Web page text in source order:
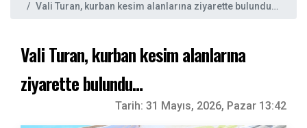
Vali Turan, kurban kesim alanlarına ziyarette bulundu…
Vali Turan, kurban kesim alanlarına
ziyarette bulundu…
Tarih: 31 Mayıs, 2026, Pazar 13:42